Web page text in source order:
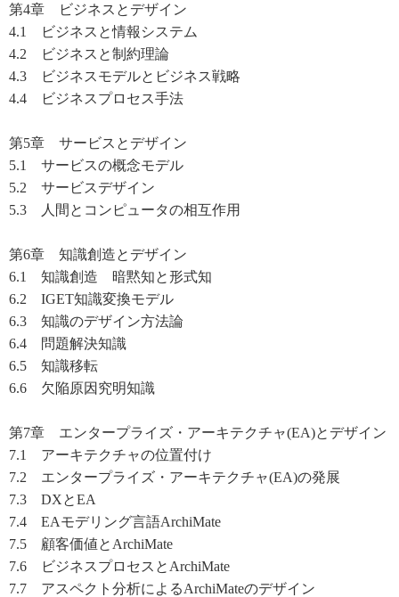
第4章 ビジネスとデザイン
4.1 ビジネスと情報システム
4.2 ビジネスと制約理論
4.3 ビジネスモデルとビジネス戦略
4.4 ビジネスプロセス手法
第5章 サービスとデザイン
5.1 サービスの概念モデル
5.2 サービスデザイン
5.3 人間とコンピュータの相互作用
第6章 知識創造とデザイン
6.1 知識創造 暗黙知と形式知
6.2 IGET知識変換モデル
6.3 知識のデザイン方法論
6.4 問題解決知識
6.5 知識移転
6.6 欠陥原因究明知識
第7章 エンタープライズ・アーキテクチャ(EA)とデザイン
7.1 アーキテクチャの位置付け
7.2 エンタープライズ・アーキテクチャ(EA)の発展
7.3 DXとEA
7.4 EAモデリング言語ArchiMate
7.5 顧客価値とArchiMate
7.6 ビジネスプロセスとArchiMate
7.7 アスペクト分析によるArchiMateのデザイン